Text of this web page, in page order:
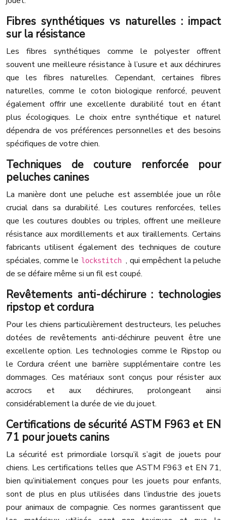
Fibres synthétiques vs naturelles : impact
sur la résistance
Les fibres synthétiques comme le polyester offrent
souvent une meilleure résistance à l’usure et aux déchirures
que les fibres naturelles. Cependant, certaines fibres
naturelles, comme le coton biologique renforcé, peuvent
également offrir une excellente durabilité tout en étant
plus écologiques. Le choix entre synthétique et naturel
dépendra de vos préférences personnelles et des besoins
spécifiques de votre chien.
Techniques de couture renforcée pour
peluches canines
La manière dont une peluche est assemblée joue un rôle
crucial dans sa durabilité. Les coutures renforcées, telles
que les coutures doubles ou triples, offrent une meilleure
résistance aux mordillements et aux tiraillements. Certains
fabricants utilisent également des techniques de couture
spéciales, comme le lockstitch , qui empêchent la peluche
de se défaire même si un fil est coupé.
Revêtements anti-déchirure : technologies
ripstop et cordura
Pour les chiens particulièrement destructeurs, les peluches
dotées de revêtements anti-déchirure peuvent être une
excellente option. Les technologies comme le Ripstop ou
le Cordura créent une barrière supplémentaire contre les
dommages. Ces matériaux sont conçus pour résister aux
accrocs et aux déchirures, prolongeant ainsi
considérablement la durée de vie du jouet.
Certifications de sécurité ASTM F963 et EN
71 pour jouets canins
La sécurité est primordiale lorsqu’il s’agit de jouets pour
chiens. Les certifications telles que ASTM F963 et EN 71,
bien qu’initialement conçues pour les jouets pour enfants,
sont de plus en plus utilisées dans l’industrie des jouets
pour animaux de compagnie. Ces normes garantissent que